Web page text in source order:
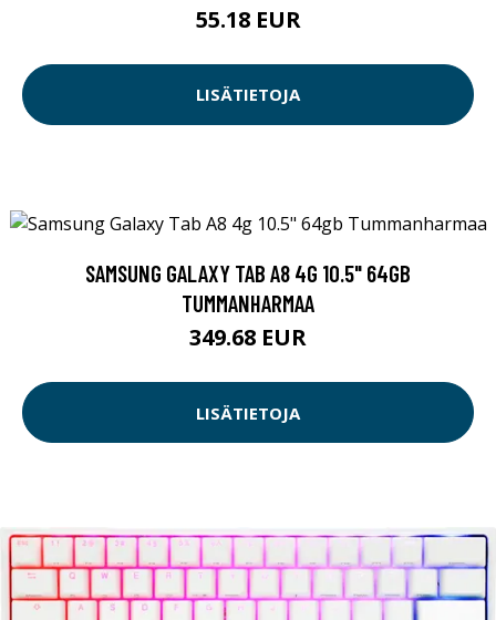
55.18 EUR
LISÄTIETOJA
SAMSUNG GALAXY TAB A8 4G 10.5" 64GB
TUMMANHARMAA
349.68 EUR
LISÄTIETOJA